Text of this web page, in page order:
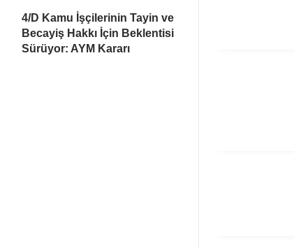
4/D Kamu İşçilerinin Tayin ve
Becayiş Hakkı İçin Beklentisi
Sürüyor: AYM Kararı